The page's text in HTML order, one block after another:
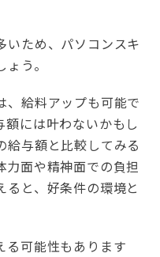
いため、パソコンスキ
う。
、給料アップも可能で
には叶わないかもし
給与額と比較してみる
力面や精神面での負担
と、好条件の環境と
る可能性もあります